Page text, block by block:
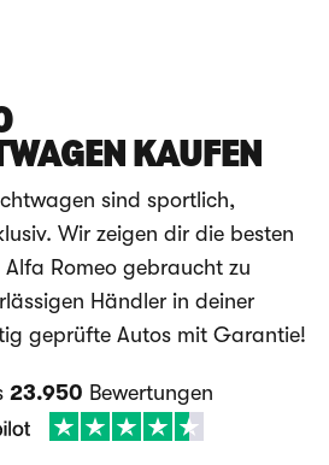
KAUFEN
sind sportlich,
Wir zeigen dir die besten
Romeo gebraucht zu
Händler in deiner
geprüfte Autos mit Garantie!
23.950 Bewertungen